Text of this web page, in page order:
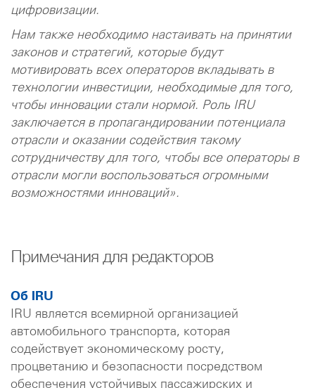
цифровизации.
Нам также необходимо настаивать на принятии
законов и стратегий, которые будут
мотивировать всех операторов вкладывать в
технологии инвестиции, необходимые для того,
чтобы инновации стали нормой. Роль IRU
заключается в пропагандировании потенциала
отрасли и оказании содействия такому
сотрудничеству для того, чтобы все операторы в
отрасли могли воспользоваться огромными
возможностями инноваций».
Примечания для редакторов
Об IRU
IRU является всемирной организацией
автомобильного транспорта, которая
содействует экономическому росту,
процветанию и безопасности посредством
обеспечения устойчивых пассажирских и